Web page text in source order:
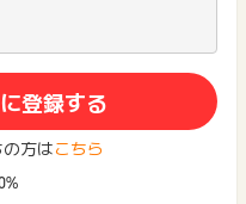
登録する
方はこちら